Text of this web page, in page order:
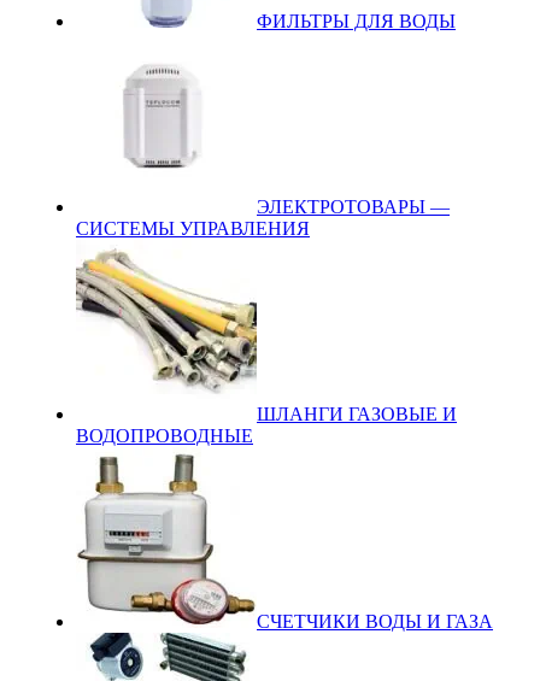
ФИЛЬТРЫ ДЛЯ ВОДЫ
ЭЛЕКТРОТОВАРЫ —
СИСТЕМЫ УПРАВЛЕНИЯ
ШЛАНГИ ГАЗОВЫЕ И
ВОДОПРОВОДНЫЕ
СЧЕТЧИКИ ВОДЫ И ГАЗА